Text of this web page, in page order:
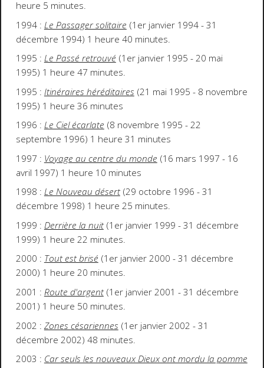
heure 5 minutes.
1994 : Le Passager solitaire (1er janvier 1994 - 31
décembre 1994) 1 heure 40 minutes.
1995 : Le Passé retrouvé (1er janvier 1995 - 20 mai
1995) 1 heure 47 minutes.
1995 : Itinéraires héréditaires (21 mai 1995 - 8 novembre
1995) 1 heure 36 minutes
1996 : Le Ciel écarlate (8 novembre 1995 - 22
septembre 1996) 1 heure 31 minutes
1997 : Voyage au centre du monde (16 mars 1997 - 16
avril 1997) 1 heure 10 minutes
1998 : Le Nouveau désert(29 octobre 1996 - 31
décembre 1998) 1 heure 25 minutes.
1999 : Derrière la nuit(1er janvier 1999 - 31 décembre
1999) 1 heure 22 minutes.
2000 : Tout est brisé (1er janvier 2000 - 31 décembre
2000) 1 heure 20 minutes.
2001 : Route d'argent(1er janvier 2001 - 31 décembre
2001) 1 heure 50 minutes.
2002 : Zones césariennes (1er janvier 2002 - 31
décembre 2002) 48 minutes.
2003 : Car seuls les nouveaux Dieux ont mordu la pomme